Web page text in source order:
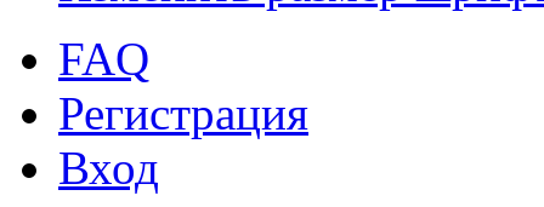
FAQ
Регистрация
Вход